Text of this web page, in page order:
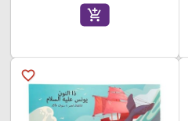
add_shopping_cart
favorite_border